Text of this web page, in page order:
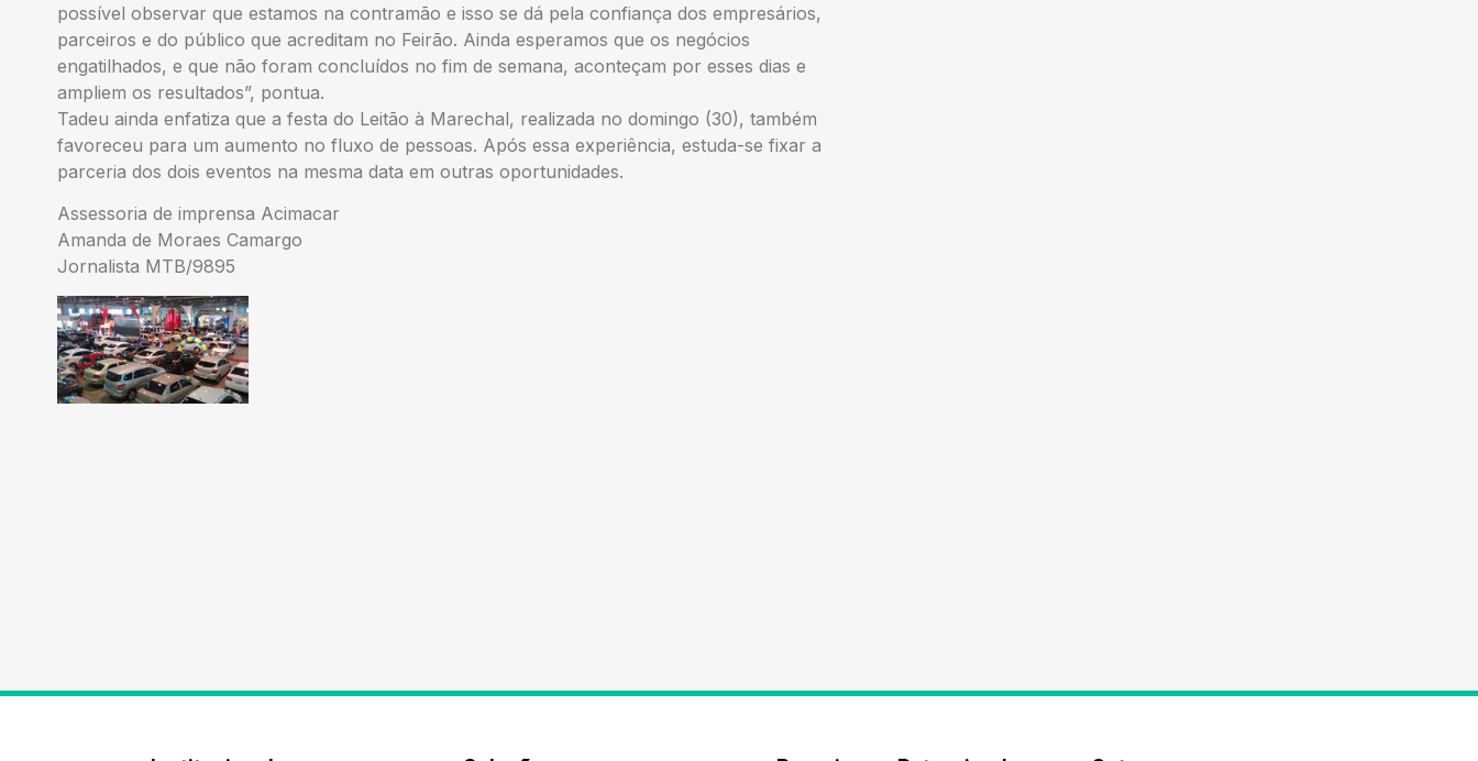
possível observar que estamos na contramão e isso se dá pela confiança dos empresários,
parceiros e do público que acreditam no Feirão. Ainda esperamos que os negócios
engatilhados, e que não foram concluídos no fim de semana, aconteçam por esses dias e
ampliem os resultados”, pontua.
Tadeu ainda enfatiza que a festa do Leitão à Marechal, realizada no domingo (30), também
favoreceu para um aumento no fluxo de pessoas. Após essa experiência, estuda-se fixar a
parceria dos dois eventos na mesma data em outras oportunidades.
Assessoria de imprensa Acimacar
Amanda de Moraes Camargo
Jornalista MTB/9895